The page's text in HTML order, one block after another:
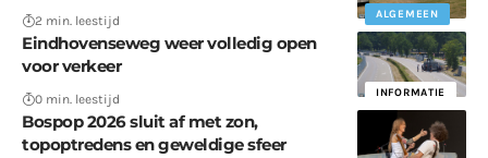
ALGEMEEN
2 min. leestijd
INFORMATIE
Eindhovenseweg weer volledig open
voor verkeer
0 min. leestijd
Bospop 2026 sluit af met zon,
topoptredens en geweldige sfeer